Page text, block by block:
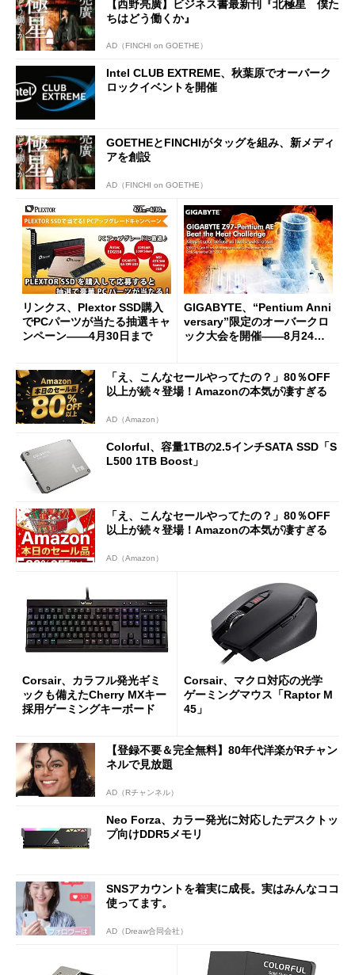
【西野亮廣】ビジネス書最新刊『北極星 僕た
ちはどう働くか』
AD（FINCHI on GOETHE）
Intel CLUB EXTREME、秋葉原でオーバーク
ロックイベントを開催
GOETHEとFINCHIがタッグを組み、新メディ
アを創設
AD（FINCHI on GOETHE）
リンクス、Plextor SSD購入
でPCパーツが当たる抽選キャ
ンペーン――4月30日まで
GIGABYTE、“Pentium Anni
versary”限定のオーバークロ
ック大会を開催――8月24日
「え、こんなセールやってたの？」80％OFF
以上が続々登場！Amazonの本気が凄すぎる
AD（Amazon）
Colorful、容量1TBの2.5インチSATA SSD「S
L500 1TB Boost」
「え、こんなセールやってたの？」80％OFF
以上が続々登場！Amazonの本気が凄すぎる
AD（Amazon）
Corsair、カラフル発光ギミ
ックも備えたCherry MXキー
採用ゲーミングキーボード
Corsair、マクロ対応の光学
ゲーミングマウス「Raptor M
45」
【登録不要＆完全無料】80年代洋楽がRチャン
ネルで見放題
AD（Rチャンネル）
Neo Forza、カラー発光に対応したデスクトッ
プ向けDDR5メモリ
SNSアカウントを着実に成長。実はみんなココ
使ってます。
AD（Dreaw合同会社）